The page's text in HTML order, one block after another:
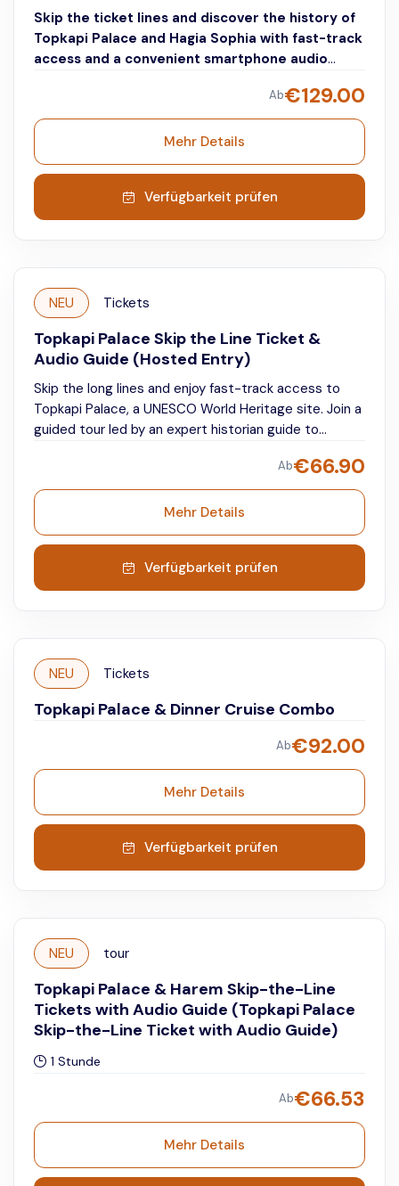
Skip the ticket lines and discover the history of
Topkapi Palace and Hagia Sophia with fast-track
access and a convenient smartphone audio
landmarks at your own pace while listening to
detailed, engaging commentary that brings centuries
of architecture, culture, and empire to life.
Ab€129.00
Mehr Details
Verfügbarkeit prüfen
NEU Tickets
Topkapi Palace Skip the Line Ticket &
Audio Guide (Hosted Entry)
Skip the long lines and enjoy fast-track access to
Topkapi Palace, a UNESCO World Heritage site. Join a
guided tour led by an expert historian guide to
stories. Afterward, explore freely at your own pace
with the audio guide and immerse yourself in the
grandeur of Ottoman history.
Ab€66.90
Mehr Details
Verfügbarkeit prüfen
NEU Tickets
Topkapi Palace & Dinner Cruise Combo
Ab€92.00
Mehr Details
Verfügbarkeit prüfen
NEU tour
Topkapi Palace & Harem Skip-the-Line
Tickets with Audio Guide (Topkapi Palace
Skip-the-Line Ticket with Audio Guide)
1 Stunde
Ab€66.53
Mehr Details